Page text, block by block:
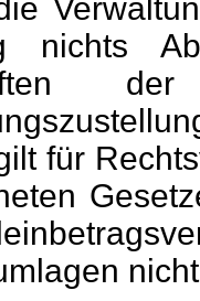
nichts
für